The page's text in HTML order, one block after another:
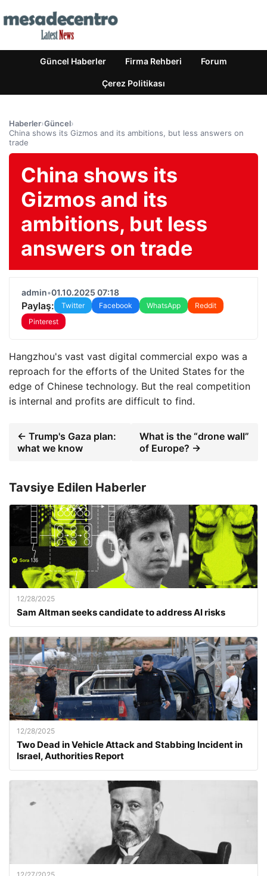
Güncel Haberler Firma Rehberi Forum
Çerez Politikası
Haberler›Güncel›
China shows its Gizmos and its ambitions, but less answers on
trade
China shows its
Gizmos and its
ambitions, but less
answers on trade
admin•01.10.2025 07:18
Paylaş: Twitter Facebook WhatsApp
Reddit
Pinterest
Hangzhou's vast vast digital commercial expo was a
reproach for the efforts of the United States for the
edge of Chinese technology. But the real competition
is internal and profits are difficult to find.
← Trump's Gaza plan:
what we know
What is the “drone wall”
of Europe? →
Tavsiye Edilen Haberler
12/28/2025
Sam Altman seeks candidate to address AI risks
12/28/2025
Two Dead in Vehicle Attack and Stabbing Incident in
Israel, Authorities Report